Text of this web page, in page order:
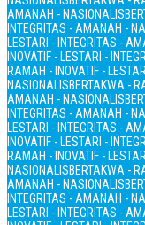
AMANAH - NASIONALIS
INTEGRITAS - AMANAH -
LESTARI - INTEGRITAS -
INOVATIF - LESTARI -
RAMAH - INOVATIF -
NASIONALISBERTAKWA -
AMANAH - NASIONALIS
INTEGRITAS - AMANAH -
LESTARI - INTEGRITAS -
INOVATIF - LESTARI -
RAMAH - INOVATIF -
NASIONALISBERTAKWA -
AMANAH - NASIONALIS
INTEGRITAS - AMANAH -
LESTARI - INTEGRITAS -